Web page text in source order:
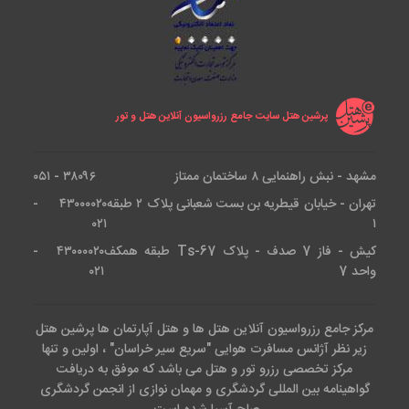
خدمات اسپا در هتل نگین مشهد وجود ندارد که با توجه به
2 ستاره بودن هتل بسیار قابل توجه است. برای استفاده از
خدمات سالن اسپا باید هتل‌های دیگر مشهد را رزرو کنید.
آشنایی با اتاق های هتل نگین
مشهد
هتل نگین مشهد دارای اتاق‌های متنوعی برای پذیرایی از
زائران و گردشگران است. این اتاق‌ها به زیبایی تزیین شده‌اند
اندازه‌های گوناگون به اولویت‌های مسافران گروهی مختلف
پاسخ می‌دهد، همه این‌ها با در نظر گرفتن بودجه شما انجام
می‌شود.
پرشین هتل سایت جامع رزرواسیون آنلاین هتل و تور
مشهد - نبش راهنمایی ۸ ساختمان ممتاز
۳۸۰۹۶ - ۰۵۱
تهران - خیابان قیطریه بن بست شعبانی پلاک ۲ طبقه
۱
۴۳۰۰۰۰۲۰ -
۰۲۱
کیش - فاز 7 صدف - پلاک Ts-67 طبقه همکف
واحد 7
۴۳۰۰۰۰۲۰ -
۰۲۱
مرکز جامع رزرواسیون آنلاین هتل ها و هتل آپارتمان ها پرشین هتل
زیر نظر آژانس مسافرت هوایی "سریع سیر خراسان" ، اولین و تنها
مرکز تخصصی رزرو تور و هتل می باشد که موفق به دریافت
گواهینامه بین المللی گردشگری و مهمان نوازی از انجمن گردشگری